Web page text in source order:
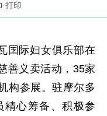
打印
国际妇女俱乐部在
善义卖活动，35家
构参展。驻摩尔多
精心筹备、积极参